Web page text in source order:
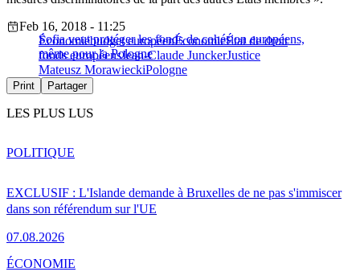
Sofia veut protéger les fonds de cohésion européens,
même pour la Pologne
Feb 16, 2018 - 11:25
Économiebudget européenÉconomieÉtat de droit
fonds européensJean-Claude JunckerJustice
Mateusz MorawieckiPologne
Print Partager
LES PLUS LUS
EXCLUSIF : L'Islande demande à Bruxelles de ne pas s'immiscer
dans son référendum sur l'UE
07.08.2026
POLITIQUE
ÉCONOMIE